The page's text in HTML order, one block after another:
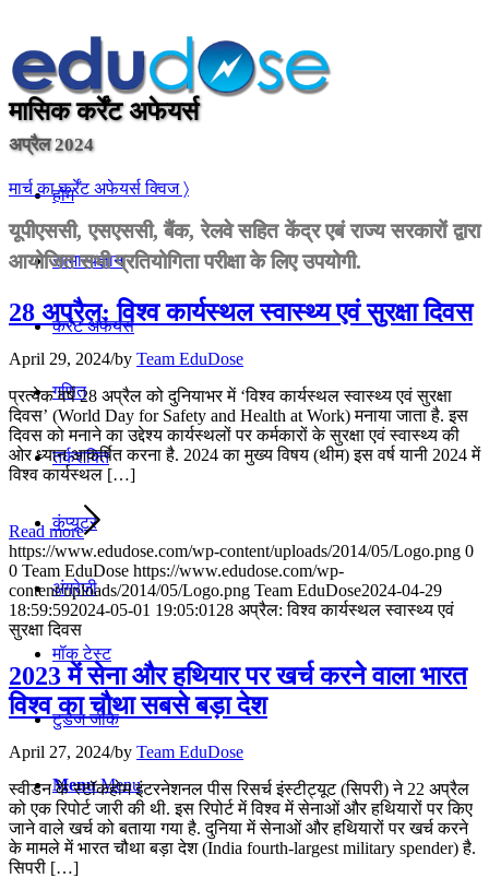
होम
सामान्यज्ञान
करेंट अफेयर्स
गणित
तर्कशक्ति
कंप्यूटर
अंग्रेजी
मॉक टेस्ट
टुडेज जीके
Menu Menu
मासिक कर्रेंट अफेयर्स
अप्रैल 2024
मार्च का कर्रेंट अफेयर्स क्विज 〉
यूपीएससी, एसएससी, बैंक, रेलवे सहित केंद्र एबं राज्य सरकारों द्वारा
आयोजित सभी प्रतियोगिता परीक्षा के लिए उपयोगी.
28 अप्रैल: विश्व कार्यस्थल स्वास्थ्य एवं सुरक्षा दिवस
April 29, 2024/by Team EduDose
प्रत्येक वर्ष 28 अप्रैल को दुनियाभर में ‘विश्व कार्यस्थल स्वास्थ्य एवं सुरक्षा
दिवस’ (World Day for Safety and Health at Work) मनाया जाता है. इस
दिवस को मनाने का उद्देश्य कार्यस्थलों पर कर्मकारों के सुरक्षा एवं स्वास्थ्य की
ओर ध्यान आकर्षित करना है. 2024 का मुख्य विषय (थीम) इस वर्ष यानी 2024 में
विश्व कार्यस्थल […]
Read more
https://www.edudose.com/wp-content/uploads/2014/05/Logo.png 0
0 Team EduDose https://www.edudose.com/wp-
content/uploads/2014/05/Logo.png Team EduDose2024-04-29
18:59:592024-05-01 19:05:01 28 अप्रैल: विश्व कार्यस्थल स्वास्थ्य एवं
सुरक्षा दिवस
2023 में सेना और हथियार पर खर्च करने वाला भारत
विश्व का चौथा सबसे बड़ा देश
April 27, 2024/by Team EduDose
स्वीडन के स्टॉकहोम इंटरनेशनल पीस रिसर्च इंस्टीट्यूट (सिपरी) ने 22 अप्रैल
को एक रिपोर्ट जारी की थी. इस रिपोर्ट में विश्व में सेनाओं और हथियारों पर किए
जाने वाले खर्च को बताया गया है. दुनिया में सेनाओं और हथियारों पर खर्च करने
के मामले में भारत चौथा बड़ा देश (India fourth-largest military spender) है.
सिपरी […]